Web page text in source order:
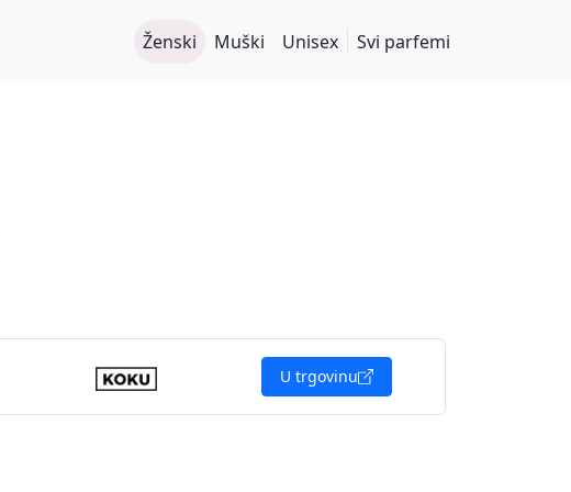
Ženski Muški Unisex Svi parfemi
U trgovinu